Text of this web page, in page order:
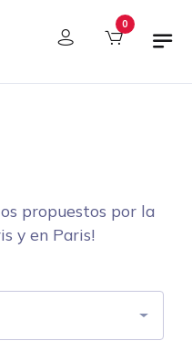
0
propuestos por la
y en Paris!